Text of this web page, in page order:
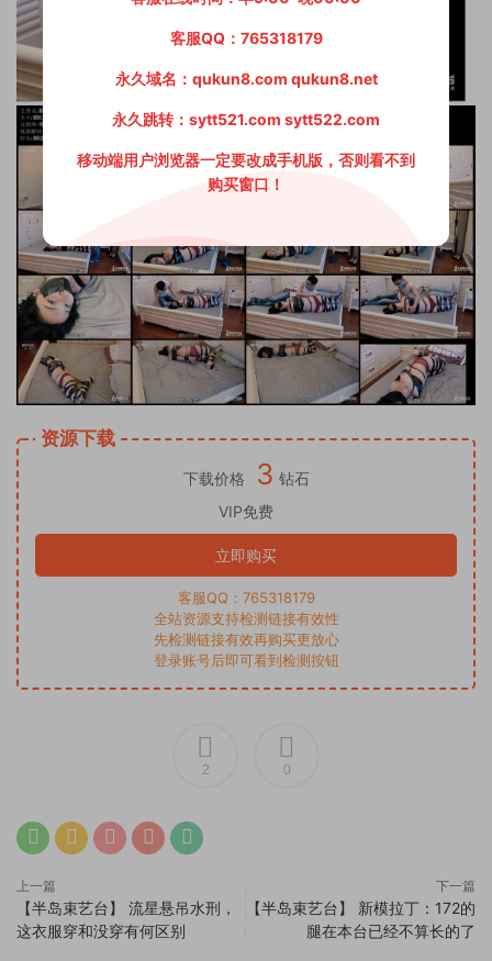
资源下载
下载价格 3 钻石
VIP免费
立即购买
客服QQ：765318179
全站资源支持检测链接有效性
先检测链接有效再购买更放心
登录账号后即可看到检测按钮
2 0
上一篇
【半岛束艺台】 流星悬吊水刑，
这衣服穿和没穿有何区别
下一篇
【半岛束艺台】 新模拉丁：172的
腿在本台已经不算长的了
客服QQ：765318179
永久域名：qukun8.com qukun8.net
永久跳转：sytt521.com sytt522.com
移动端用户浏览器一定要改成手机版，否则看不到
购买窗口！